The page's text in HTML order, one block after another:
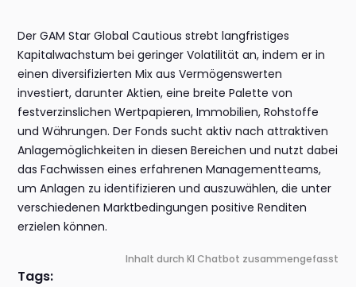
Der GAM Star Global Cautious strebt langfristiges
Kapitalwachstum bei geringer Volatilität an, indem er in
einen diversifizierten Mix aus Vermögenswerten
investiert, darunter Aktien, eine breite Palette von
festverzinslichen Wertpapieren, Immobilien, Rohstoffe
und Währungen. Der Fonds sucht aktiv nach attraktiven
Anlagemöglichkeiten in diesen Bereichen und nutzt dabei
das Fachwissen eines erfahrenen Managementteams,
um Anlagen zu identifizieren und auszuwählen, die unter
verschiedenen Marktbedingungen positive Renditen
erzielen können.
Inhalt durch KI Chatbot zusammengefasst
Tags: